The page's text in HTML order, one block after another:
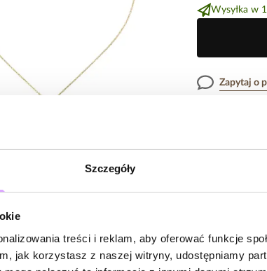
Szczegóły
treści i reklam, aby oferować funkcje
jak korzystasz z naszej witryny, udostępniamy
Wysyłka w
Zapytaj o
Surowiec: stal
Rodzaj
Zobacz inne
Brak opinii
Jeszcze